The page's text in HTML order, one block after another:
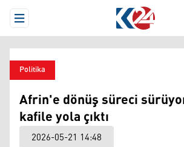
Open Menu
Politika
Afrin'e dönüş süreci
kafile yola çıktı
2026-05-21 14:48